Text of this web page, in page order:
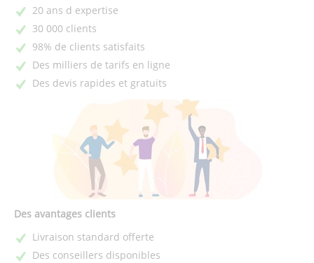
20 ans d expertise
30 000 clients
98% de clients satisfaits
Des milliers de tarifs en ligne
Des devis rapides et gratuits
Des avantages clients
Livraison standard offerte
Des conseillers disponibles